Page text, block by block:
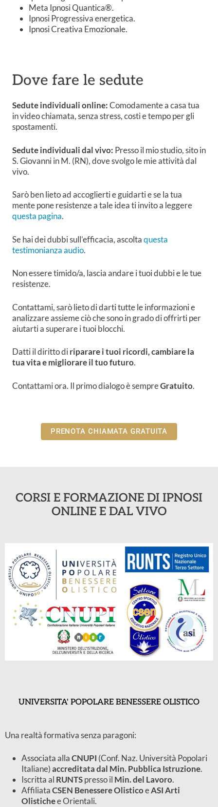
Meta Ipnosi Quantica®.
Ipnosi Progressiva energetica.
Ipnosi Creativa Emozionale.
Dove fare le sedute
Sedute individuali online:Comodamente a casa tua
in video chiamata, senza stress, costi e tempo per gli
spostamenti.
Sedute individuali dal vivo: Presso il mio studio, sito in
S. Giovanni in M. (RN), dove svolgo le mie attività dal
vivo.
Sarò ben lieto ad accoglierti e guidarti e se la tua
mente pone resistenze a tale idea ti invito a leggere
questa pagina.
Se hai dei dubbi sull’efficacia, ascoltaquesta
testimonianza audio.
Non essere timido/a, lascia andare i tuoi dubbi e le tue
resistenze.
Contattami, sarò lieto di darti tutte le informazioni e
analizzare assieme ciò che sono in grado di offrirti per
aiutarti a superare i tuoi blocchi.
Datti il diritto diriparare i tuoi ricordi, cambiare la
tua vita e migliorare il tuo futuro.
Contattami ora. Il primo dialogo è sempreGratuito.
PRENOTA CHIAMATA GRATUITA
CORSI E FORMAZIONE DI IPNOSI
ONLINE E DAL VIVO
UNIVERSITA' POPOLARE BENESSERE OLISTICO
Una realtà formativa senza paragoni:
Associata allaCNUPI (Conf. Naz. Università Popolari
Italiane)accreditata dal Min. Pubblica Istruzione.
Iscritta al RUNTSpresso il Min. del Lavoro.
AffiliataCSEN Benessere OlisticoeASI Arti
Olistichee Orientali.